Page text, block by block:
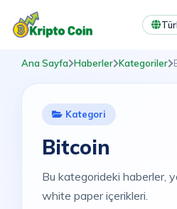
Ana Sayfa Haberler Kategoriler
Kategori
Bitcoin
Bu kategorideki haberler, yararlı bilgiler ve
white paper içerikleri.